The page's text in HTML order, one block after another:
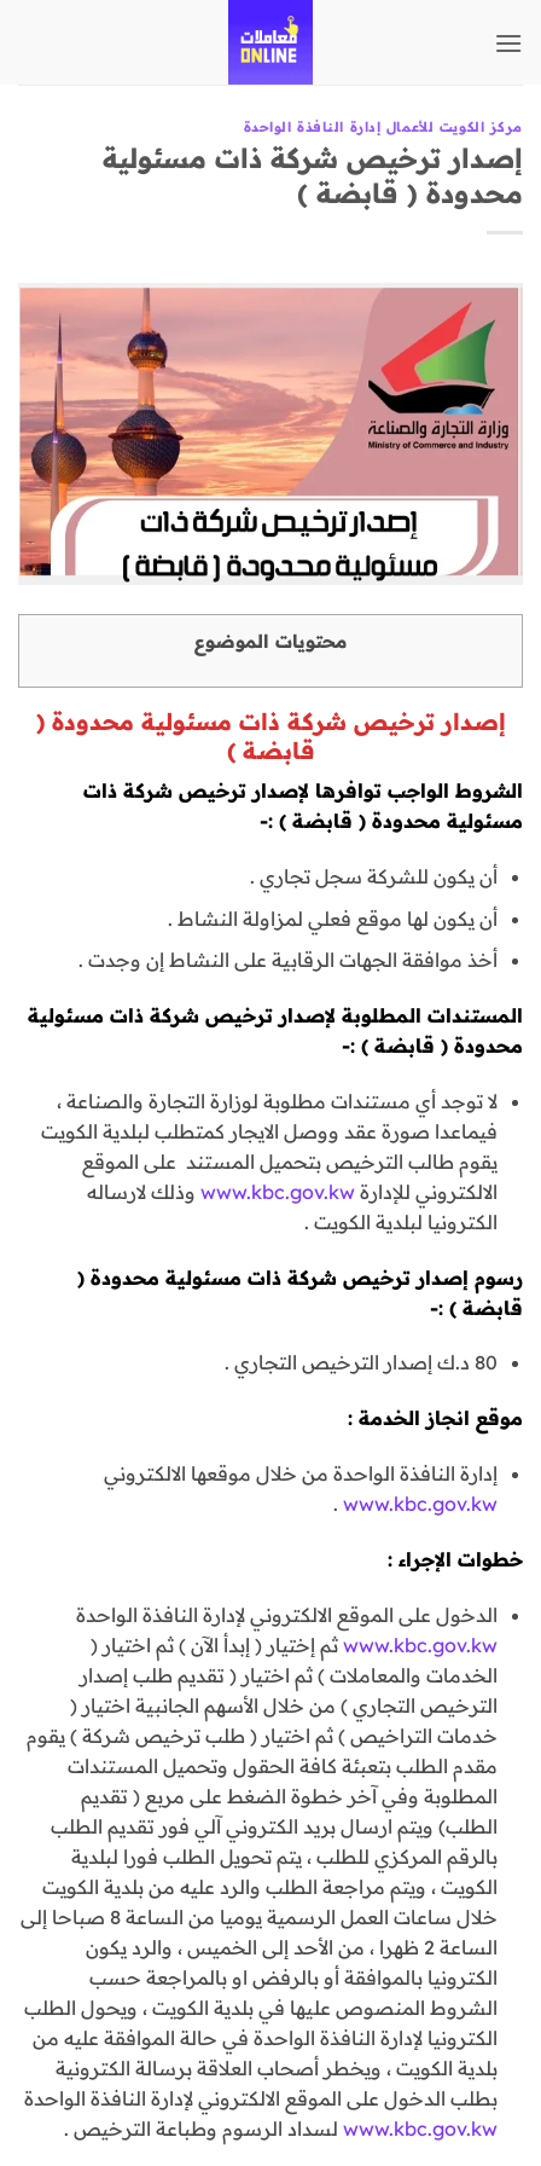
للمحتوى
مركز الكويت للأعمال إدارة النافذة الواحدة
إصدار ترخيص شركة ذات مسئولية
محدودة ( قابضة )
محتويات الموضوع
إصدار ترخيص شركة ذات مسئولية محدودة (
قابضة )
الشروط الواجب توافرها لإصدار ترخيص شركة ذات
مسئولية محدودة ( قابضة ) :-
أن يكون للشركة سجل تجاري .
أن يكون لها موقع فعلي لمزاولة النشاط .
أخذ موافقة الجهات الرقابية على النشاط إن وجدت .
المستندات المطلوبة لإصدار ترخيص شركة ذات مسئولية
محدودة ( قابضة ) :-
لا توجد أي مستندات مطلوبة لوزارة التجارة والصناعة ،
فيماعدا صورة عقد ووصل الايجار كمتطلب لبلدية الكويت
يقوم طالب الترخيص بتحميل المستند على الموقع
الالكتروني للإدارة www.kbc.gov.kwوذلك لارساله
الكترونيا لبلدية الكويت .
رسوم إصدار ترخيص شركة ذات مسئولية محدودة (
قابضة ) :-
80 د.ك إصدار الترخيص التجاري .
موقع انجاز الخدمة :
إدارة النافذة الواحدة من خلال موقعها الالكتروني
www.kbc.gov.kw
.
خطوات الإجراء :
الدخول على الموقع الالكتروني لإدارة النافذة الواحدة
www.kbc.gov.kwثم إختيار ( إبدأ الآن ) ثم اختيار (
الخدمات والمعاملات ) ثم اختيار ( تقديم طلب إصدار
الترخيص التجاري ) من خلال الأسهم الجانبية اختيار (
خدمات التراخيص ) ثم اختيار ( طلب ترخيص شركة ) يقوم
مقدم الطلب بتعبئة كافة الحقول وتحميل المستندات
المطلوبة وفي آخر خطوة الضغط على مربع ( تقديم
الطلب) ويتم ارسال بريد الكتروني آلي فور تقديم الطلب
بالرقم المركزي للطلب ، يتم تحويل الطلب فورا لبلدية
الكويت ، ويتم مراجعة الطلب والرد عليه من بلدية الكويت
خلال ساعات العمل الرسمية يوميا من الساعة 8 صباحا إلى
الساعة 2 ظهرا ، من الأحد إلى الخميس ، والرد يكون
الكترونيا بالموافقة أو بالرفض او بالمراجعة حسب
الشروط المنصوص عليها في بلدية الكويت ، ويحول الطلب
الكترونيا لإدارة النافذة الواحدة في حالة الموافقة عليه من
بلدية الكويت ، ويخطر أصحاب العلاقة برسالة الكترونية
بطلب الدخول على الموقع الالكتروني لإدارة النافذة الواحدة
www.kbc.gov.kwلسداد الرسوم وطباعة الترخيص .